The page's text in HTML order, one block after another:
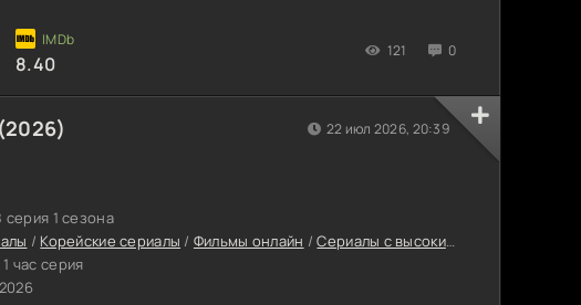
8.40
121 0
серия 1 сезона
/ Корейские сериалы / Фильмы онлайн /Сериалы с высоким рейтингом
1 час серия
22 июл 2026, 20:39